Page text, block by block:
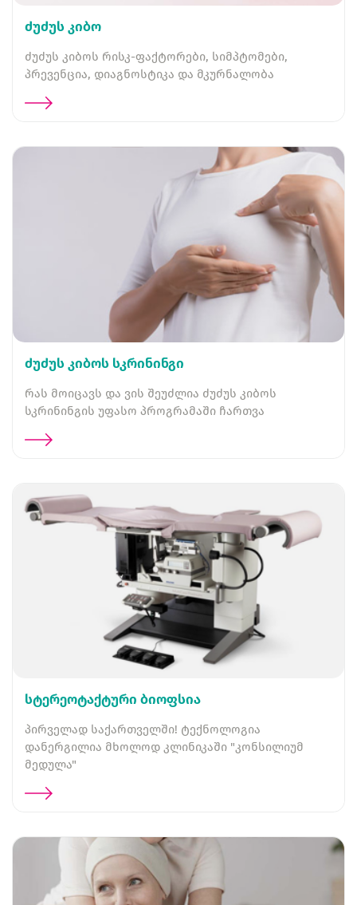
ძუძუს კიბო
ძუძუს კიბოს რისკ-ფაქტორები, სიმპტომები,
პრევენცია, დიაგნოსტიკა და მკურნალობა
ძუძუს კიბოს სკრინინგი
რას მოიცავს და ვის შეუძლია ძუძუს კიბოს
სკრინინგის უფასო პროგრამაში ჩართვა
სტერეოტაქტური ბიოფსია
პირველად საქართველში! ტექნოლოგია
დანერგილია მხოლოდ კლინიკაში "კონსილიუმ
მედულა"